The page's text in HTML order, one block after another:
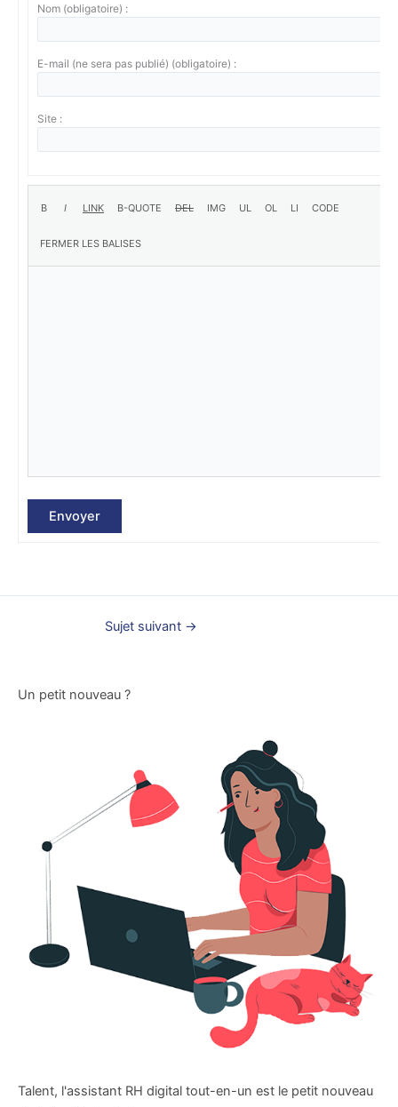
Nom (obligatoire) :
E-mail (ne sera pas publié) (obligatoire) :
Site :
Envoyer
Sujet suivant →
Un petit nouveau ?
Talent, l'assistant RH digital tout-en-un est le petit nouveau